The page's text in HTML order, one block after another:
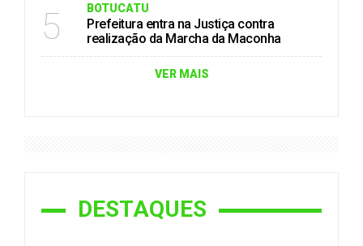
5 BOTUCATU
Prefeitura entra na Justiça contra
realização da Marcha da Maconha
VER MAIS
DESTAQUES